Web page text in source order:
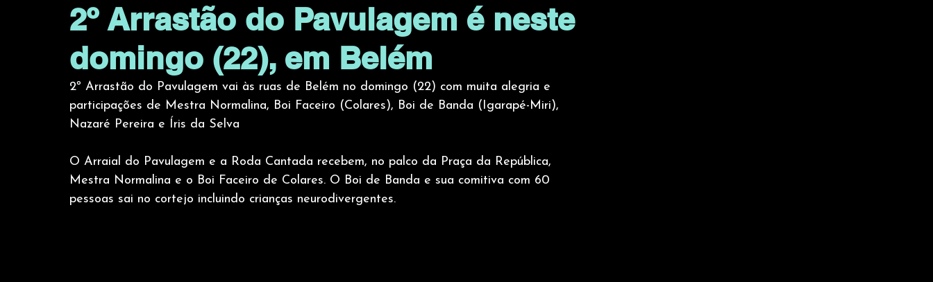
2º Arrastão do Pavulagem é neste
domingo (22), em Belém
2º Arrastão do Pavulagem vai às ruas de Belém no domingo (22) com muita alegria e
participações de Mestra Normalina, Boi Faceiro (Colares), Boi de Banda (Igarapé-Miri),
Nazaré Pereira e Íris da Selva
O Arraial do Pavulagem e a Roda Cantada recebem, no palco da Praça da República,
Mestra Normalina e o Boi Faceiro de Colares. O Boi de Banda e sua comitiva com 60
pessoas sai no cortejo incluindo crianças neurodivergentes.